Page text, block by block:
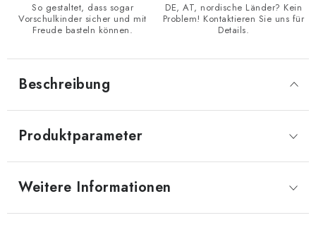
So gestaltet, dass sogar
Vorschulkinder sicher und mit
Freude basteln können.
DE, AT, nordische Länder? Kein
Problem! Kontaktieren Sie uns für
Details.
Beschreibung
Produktparameter
Weitere Informationen